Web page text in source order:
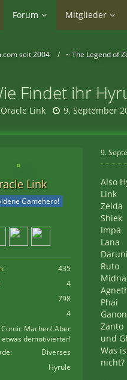
Forum Mitglieder
seit 2004 ~ The Legend of
Findet ihr
Oracle Link 9. September
Link
Gamehero!
435
4
798
4
Comic Machen! Aber
etwas demotivierter!
Diverses
Hyrule
9.
Also
Link
Zelda
Shiek
Impa
Lana
Ruto
Midna
Phai
Zanto
und
Was
nicht?